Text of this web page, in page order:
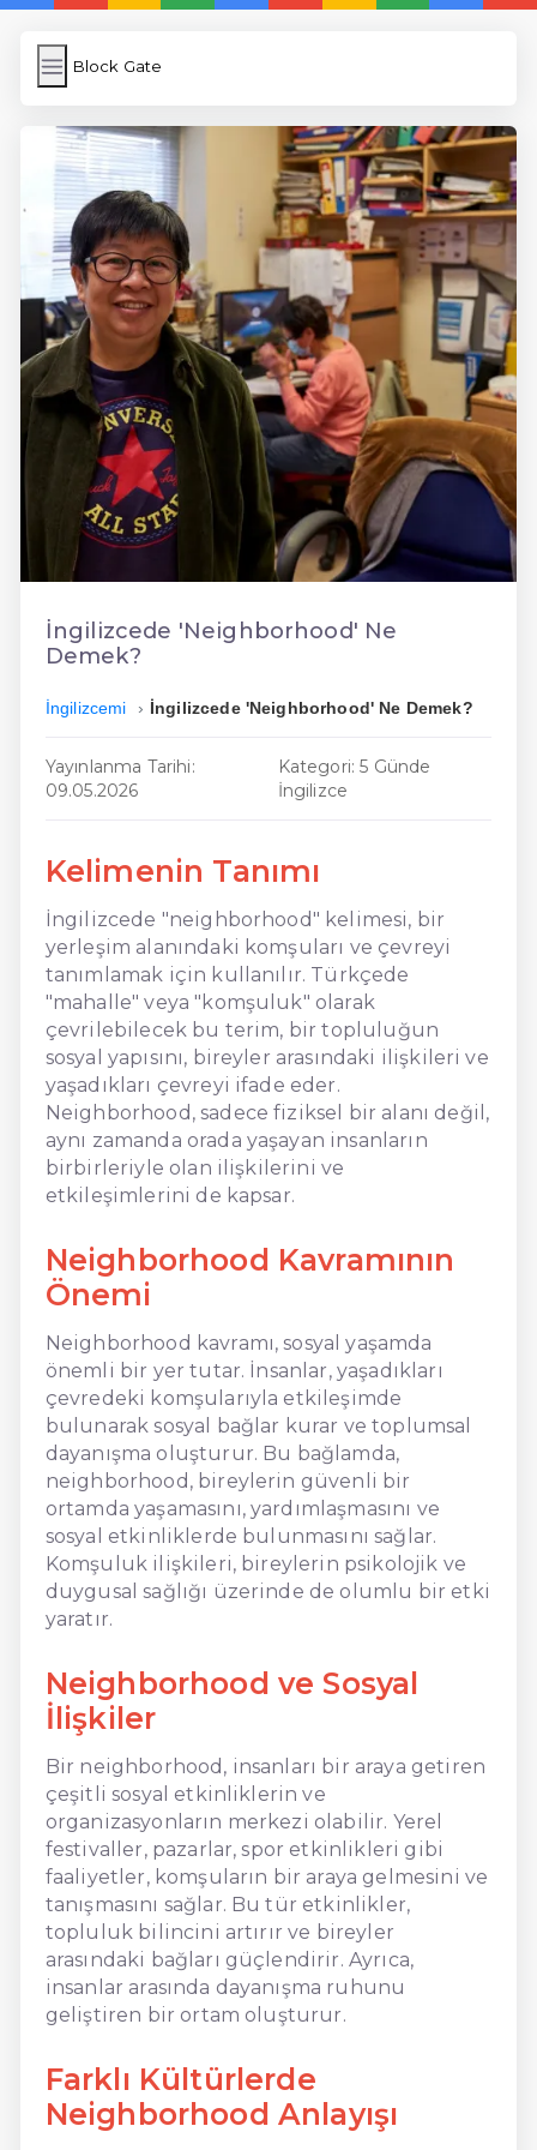
Block Gate
Block Gate
Subir Imagen
Wordpress Cache
Anasayfa
5 Günde İngilizce
İngilizce
Dil Eğitimi
En Hızlı İngilizce
En Kolay İngilizce
En Ucuz İngilizce
En Uygun İngilizce
İngilizcede 'Neighborhood' Ne
Demek?
İngilizcemi İngilizcede 'Neighborhood' Ne Demek?
Yayınlanma Tarihi:
09.05.2026
Kategori: 5 Günde
İngilizce
Kelimenin Tanımı
İngilizcede "neighborhood" kelimesi, bir
yerleşim alanındaki komşuları ve çevreyi
tanımlamak için kullanılır. Türkçede
"mahalle" veya "komşuluk" olarak
çevrilebilecek bu terim, bir topluluğun
sosyal yapısını, bireyler arasındaki ilişkileri ve
yaşadıkları çevreyi ifade eder.
Neighborhood, sadece fiziksel bir alanı değil,
aynı zamanda orada yaşayan insanların
birbirleriyle olan ilişkilerini ve
etkileşimlerini de kapsar.
Neighborhood Kavramının
Önemi
Neighborhood kavramı, sosyal yaşamda
önemli bir yer tutar. İnsanlar, yaşadıkları
çevredeki komşularıyla etkileşimde
bulunarak sosyal bağlar kurar ve toplumsal
dayanışma oluşturur. Bu bağlamda,
neighborhood, bireylerin güvenli bir
ortamda yaşamasını, yardımlaşmasını ve
sosyal etkinliklerde bulunmasını sağlar.
Komşuluk ilişkileri, bireylerin psikolojik ve
duygusal sağlığı üzerinde de olumlu bir etki
yaratır.
Neighborhood ve Sosyal
İlişkiler
Bir neighborhood, insanları bir araya getiren
çeşitli sosyal etkinliklerin ve
organizasyonların merkezi olabilir. Yerel
festivaller, pazarlar, spor etkinlikleri gibi
faaliyetler, komşuların bir araya gelmesini ve
tanışmasını sağlar. Bu tür etkinlikler,
topluluk bilincini artırır ve bireyler
arasındaki bağları güçlendirir. Ayrıca,
insanlar arasında dayanışma ruhunu
geliştiren bir ortam oluşturur.
Farklı Kültürlerde
Neighborhood Anlayışı